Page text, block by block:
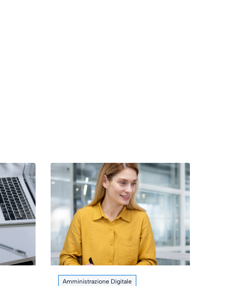
Amministrazione Digitale